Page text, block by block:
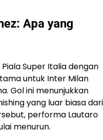
Apa yang
Super Italia dengan
untuk Inter Milan
Gol ini menunjukkan
yang luar biasa dari
performa Lautaro
menurun.